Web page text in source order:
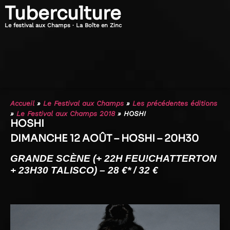
Tuberculture
Le festival aux Champs · La Boîte en Zinc
Accueil» Le Festival aux Champs » Les précédentes éditions
» Le Festival aux Champs 2018» HOSHI
HOSHI
DIMANCHE 12 AOÛT – HOSHI – 20H30
GRANDE SCÈNE (+ 22H FEU!CHATTERTON
+ 23H30 TALISCO) – 28 €* / 32 €